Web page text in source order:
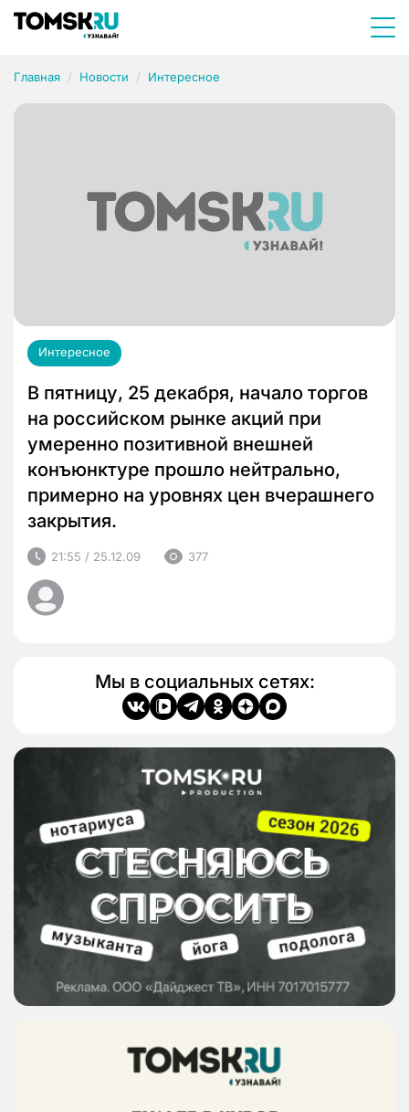
Главная Новости Интересное
Интересное
В пятницу, 25 декабря, начало торгов
на российском рынке акций при
умеренно позитивной внешней
конъюнктуре прошло нейтрально,
примерно на уровнях цен вчерашнего
закрытия.
21:55 / 25.12.09 377
Мы в социальных сетях: